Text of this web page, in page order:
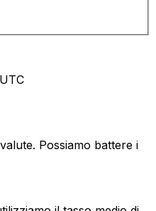
Possiamo battere i